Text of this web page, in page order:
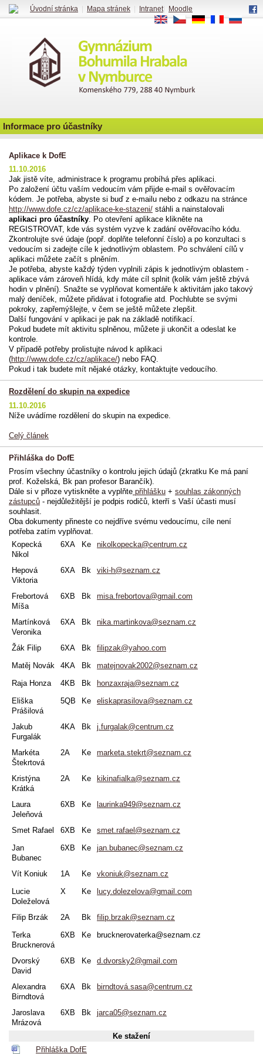
Informace pro účastníky
Aplikace k DofE
11.10.2016
Jak jistě víte, administrace k programu probíhá přes aplikaci.
Po založení účtu vaším vedoucím vám přijde e-mail s ověřovacím
kódem. Je potřeba, abyste si buď z e-mailu nebo z odkazu na stránce
http://www.dofe.cz/cz/aplikace-ke-stazeni/ stáhli a nainstalovali
aplikaci pro účastníky. Po otevření aplikace klikněte na
REGISTROVAT, kde vás systém vyzve k zadání ověřovacího kódu.
Zkontrolujte své údaje (popř. doplňte telefonní číslo) a po konzultaci s
vedoucím si zadejte cíle k jednotlivým oblastem. Po schválení cílů v
aplikaci můžete začít s plněním.
Je potřeba, abyste každý týden vyplnili zápis k jednotlivým oblastem -
aplikace vám zároveň hlídá, kdy máte cíl splnit (kolik vám ještě zbývá
hodin v plnění). Snažte se vyplňovat komentáře k aktivitám jako takový
malý deníček, můžete přidávat i fotografie atd. Pochlubte se svými
pokroky, zapřemýšlejte, v čem se ještě můžete zlepšit.
Další fungování v aplikaci je pak na základě notifikací.
Pokud budete mít aktivitu splněnou, můžete ji ukončit a odeslat ke
kontrole.
V případě potřeby prolistujte návod k aplikaci
(http://www.dofe.cz/cz/aplikace/) nebo FAQ.
Pokud i tak budete mít nějaké otázky, kontaktujte vedoucího.
Rozdělení do skupin na expedice
11.10.2016
Níže uvádíme rozdělení do skupin na expedice.
Celý článek
Přihláška do DofE
Prosím všechny účastníky o kontrolu jejich údajů (zkratku Ke má paní
prof. Koželská, Bk pan profesor Barančík).
Dále si v přloze vytiskněte a vyplňte přihlášku + souhlas zákonných
zástupců - nejdůležitější je podpis rodičů, kterří s Vaší účasti musí
souhlasit.
Oba dokumenty přineste co nejdříve svému vedoucímu, cíle není
potřeba zatím vyplňovat.
Kopecká
Nikol
6XA Ke nikolkopecka@centrum.cz
Hepová
Viktoria
6XA Bk viki-h@seznam.cz
Frebortová
Míša
6XB Bk misa.frebortova@gmail.com
Martínková
Veronika
6XA Bk nika.martinkova@seznam.cz
Žák Filip 6XA Bk
filipzak@yahoo.com
Matěj Novák
4KA Bk
matejnovak2002@seznam.cz
Raja Honza
4KB Bk
honzaxraja@seznam.cz
Eliška
Prášilová
5QB Ke eliskaprasilova@seznam.cz
Jakub
Furgalák
4KA Bk j.furgalak@centrum.cz
Markéta
Štekrtová
2A Ke marketa.stekrt@seznam.cz
Kristýna
Krátká
2A Ke kikinafialka@seznam.cz
Laura
Jeleňová
6XB Ke laurinka949@seznam.cz
Smet Rafael 6XB Ke
smet.rafael@seznam.cz
Jan
Bubanec
6XB Ke jan.bubanec@seznam.cz
Vít Koniuk 1A Ke
vkoniuk@seznam.cz
Lucie
Doleželová
X Ke lucy.dolezelova@gmail.com
Filip Brzák 2A Bk
filip.brzak@seznam.cz
Terka
Brucknerová
6XB Ke brucknerovaterka@seznam.cz
Dvorský
David
6XB Ke d.dvorsky2@gmail.com
Alexandra
Birndtová
6XA Bk birndtová.sasa@centrum.cz
Jaroslava
Mrázová
6XB Bk jarca05@seznam.cz
Ke stažení
Přihláška DofE
Úvodní stránka Mapa stránek Intranet|
Moodle
EN
CS DE FR RU